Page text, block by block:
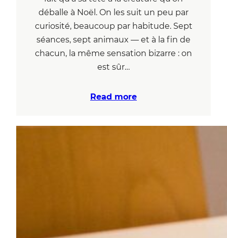
déballe à Noël. On les suit un peu par
curiosité, beaucoup par habitude. Sept
séances, sept animaux — et à la fin de
chacun, la même sensation bizarre : on
est sûr…
Read more